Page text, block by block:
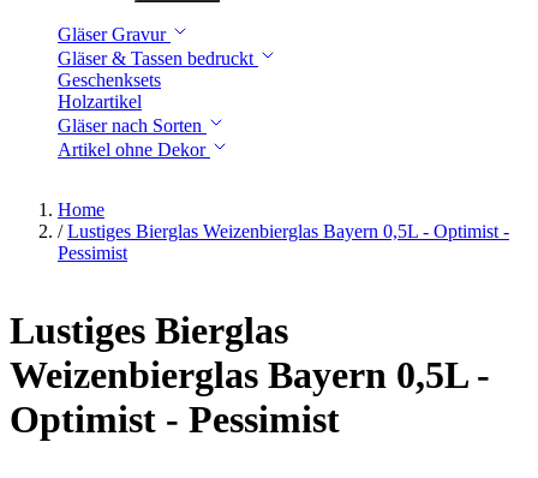
Gläser Gravur
Gläser & Tassen bedruckt
Geschenksets
Holzartikel
Gläser nach Sorten
Artikel ohne Dekor
Home
/ Lustiges Bierglas Weizenbierglas Bayern 0,5L - Optimist -
Pessimist
Lustiges Bierglas
Weizenbierglas Bayern 0,5L -
Optimist - Pessimist